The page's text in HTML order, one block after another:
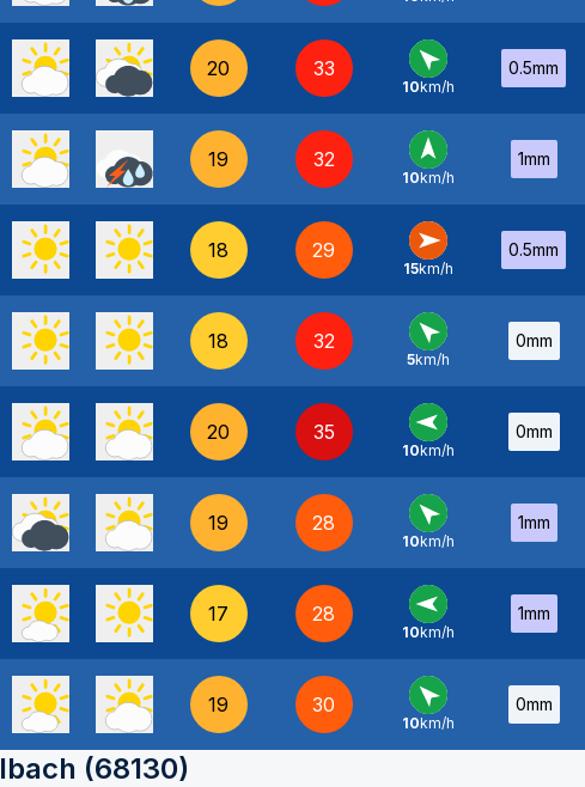
S -
20 33
SE -
10km/h
0.5mm
19 32
S -
10km/h
1mm
18 29
O -
15km/h
0.5mm
18 32
SE -
5km/h
0mm
20 35
E -
10km/h
0mm
19 28
SE -
10km/h
1mm
17 28
E -
10km/h
1mm
19 30
SE -
10km/h
0mm
(68130)